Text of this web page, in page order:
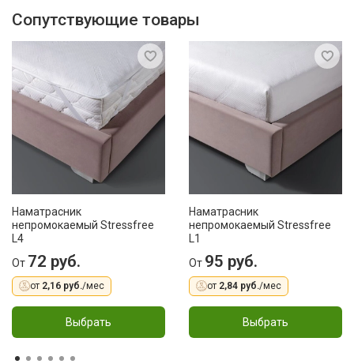
Сопутствующие товары
Наматрасник
непромокаемый Stressfree
L4
От 72 руб.
от 2,16 руб./мес
Выбрать
Наматрасник
непромокаемый Stressfree
L1
От 95 руб.
от 2,84 руб./мес
Выбрать